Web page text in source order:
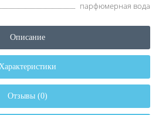
парфюмерная вода
Описание
Отзывы (0)